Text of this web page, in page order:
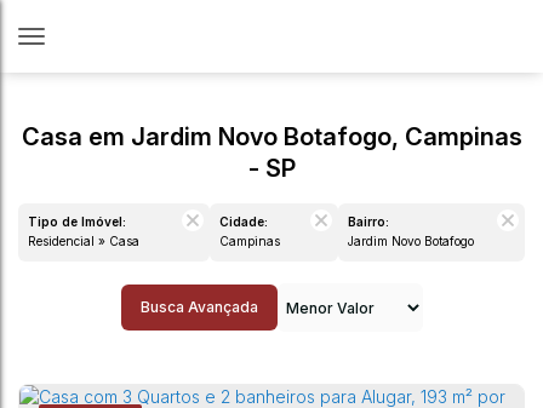
Casa em Jardim Novo Botafogo, Campinas
- SP
Tipo de Imóvel:
Residencial » Casa
Cidade:
Campinas
Bairro:
Jardim Novo Botafogo
Busca Avançada